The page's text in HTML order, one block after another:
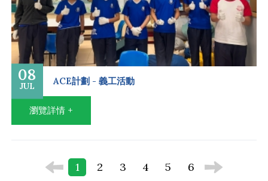
08
JUL ACE計劃 - 義工活動
瀏覽詳情 +
1 2 3 4 5 6